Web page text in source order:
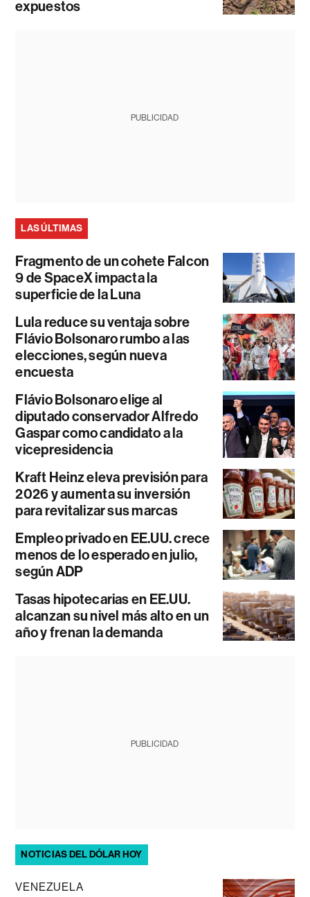
expuestos
PUBLICIDAD
LAS ÚLTIMAS
Fragmento de un cohete Falcon
9 de SpaceX impacta la
superficie de la Luna
Lula reduce su ventaja sobre
Flávio Bolsonaro rumbo a las
elecciones, según nueva
encuesta
Flávio Bolsonaro elige al
diputado conservador Alfredo
Gaspar como candidato a la
vicepresidencia
Kraft Heinz eleva previsión para
2026 y aumenta su inversión
para revitalizar sus marcas
Empleo privado en EE.UU. crece
menos de lo esperado en julio,
según ADP
Tasas hipotecarias en EE.UU.
alcanzan su nivel más alto en un
año y frenan la demanda
PUBLICIDAD
NOTICIAS DEL DÓLAR HOY
VENEZUELA